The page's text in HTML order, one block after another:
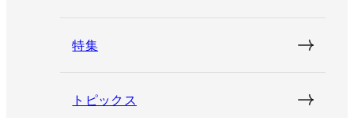
特集
トピックス